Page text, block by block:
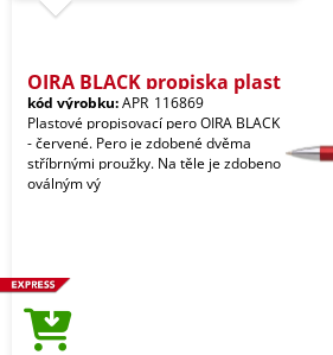
OIRA BLACK propiska plast
kód výrobku:APR_116869
Plastové propisovací pero OIRA BLACK
- červené. Pero je zdobené dvěma
stříbrnými proužky. Na těle je zdobeno
oválným vý